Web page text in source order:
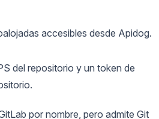
accesibles desde Apidog.
del repositorio y un token de
por nombre, pero admite Git